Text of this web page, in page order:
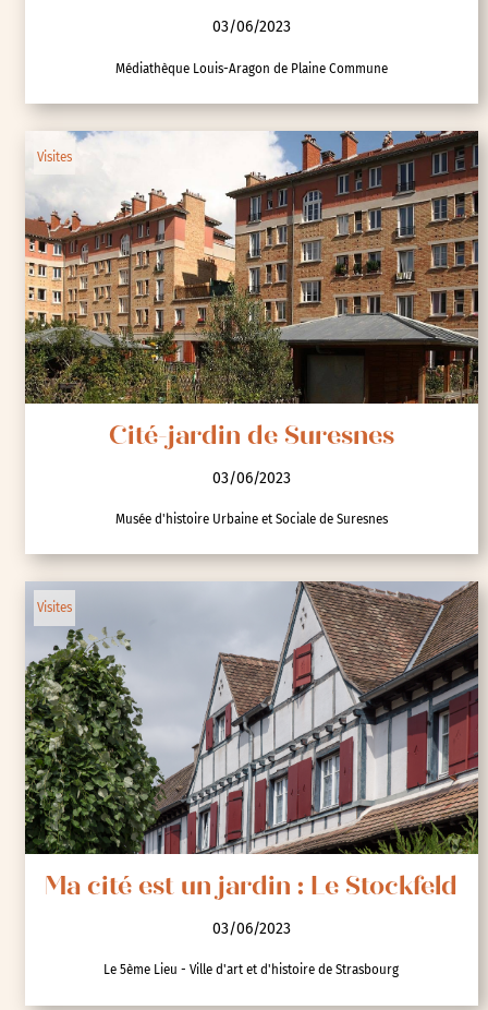
03/06/2023
Médiathèque Louis-Aragon de Plaine Commune
Visites
Cité-jardin de Suresnes
03/06/2023
Musée d'histoire Urbaine et Sociale de Suresnes
Visites
Ma cité est un jardin : Le Stockfeld
03/06/2023
Le 5ème Lieu - Ville d'art et d'histoire de Strasbourg